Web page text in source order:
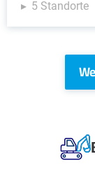
5 Standorte